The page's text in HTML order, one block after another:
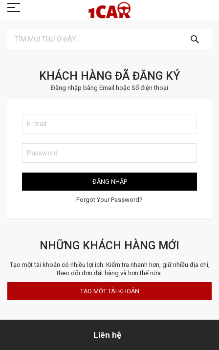
KIẾM
KHÁCH HÀNG ĐÃ ĐĂNG KÝ
Đăng nhập bằng Email hoặc Số điện thoại
ĐĂNG NHẬP
Forgot Your Password?
NHỮNG KHÁCH HÀNG MỚI
Tạo một tài khoản có nhiều lợi ích: Kiểm tra nhanh hơn, giữ nhiều địa chỉ,
theo dõi đơn đặt hàng và hơn thế nữa.
TẠO MỘT TÀI KHOẢN
Liên hệ